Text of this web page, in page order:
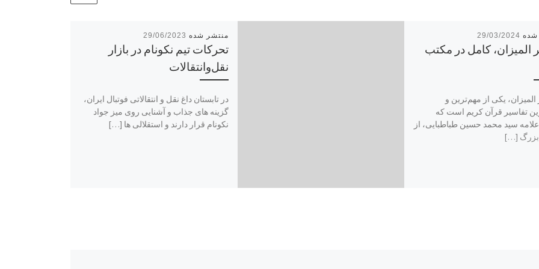
29/06/2023
تحرکات تیم نکونام در بازار
نقل‌و‌انتقالات
در تابستان داغ نقل و انتقالاتی فوتبال ایران،
گزینه های جذاب و آشنایی روی میز جواد
نکونام قرار دارند و استقلالی ها […]
29/03/2024
المیزان، کامل در مکتب
یکی از مهم‌ترین و
تفاسیر قرآن کریم است که
سید محمد حسین طباطبایی، از
بزرگ […]